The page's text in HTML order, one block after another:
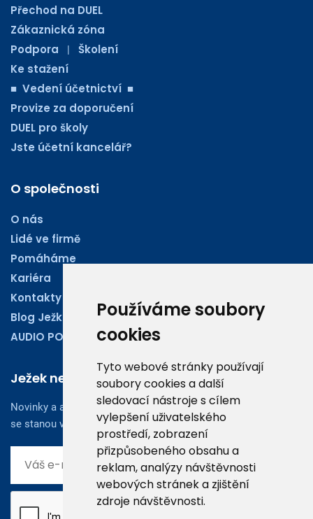
Používáme soubory
cookies
Tyto webové stránky používají
soubory cookies a další
sledovací nástroje s cílem
vylepšení uživatelského
prostředí, zobrazení
přizpůsobeného obsahu a
reklam, analýzy návštěvnosti
webových stránek a zjištění
zdroje návštěvnosti.
Přechod na DUEL
Zákaznická zóna
Podpora
| Školení
Ke stažení
■ Vedení účetnictví ■
Provize za doporučení
DUEL pro školy
Jste účetní kancelář?
O společnosti
O nás
Lidé ve firmě
Pomáháme
Kariéra
Kontakty
Blog Ježkoviny
AUDIO PODCASTY
Ježek newsletter
Novinky a aktuality z oboru účetnictví, obchodu či legislativy
se stanou vaším dobrým rádcem.